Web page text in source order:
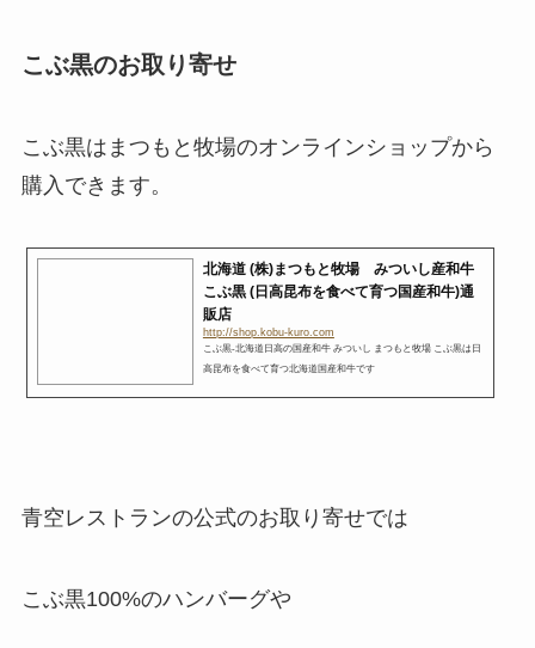
こぶ黒のお取り寄せ
こぶ黒はまつもと牧場のオンラインショップから
購入できます。
北海道 (株)まつもと牧場 みついし産和牛
こぶ黒 (日高昆布を食べて育つ国産和牛)通
販店
http://shop.kobu-kuro.com
こぶ黒-北海道日高の国産和牛 みついし まつもと牧場 こぶ黒は日
高昆布を食べて育つ北海道国産和牛です
青空レストランの公式のお取り寄せでは
こぶ黒100%のハンバーグや